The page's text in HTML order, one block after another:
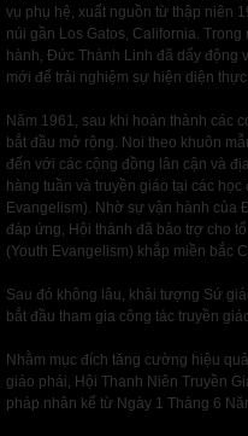
vụ phụ hệ, xuất nguồn từ thập niên
núi gần Los Gatos, California.
hành, Đức Thánh Linh đã dấy động
mới để trải nghiệm sự hiện diện
Năm 1961, sau khi hoàn thành các
bắt đầu mở rộng. Noi theo khuôn
đến với các cộng đồng lân cận và
hàng tuần và truyền giáo tại các
Evangelism). Nhờ sự vận hành
đáp ứng, Hội thánh đã bảo trợ cho
(Youth Evangelism) khắp miền bắc
Sau đó không lâu, khải tượng Sứ
bắt đầu tham gia công tác truyền
Nhằm mục đích tăng cường hiệu
giáo phái, Hội Thanh Niên Truyền
pháp nhân kể từ Ngày 1 Tháng 6